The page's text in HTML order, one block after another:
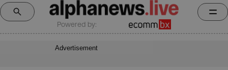
Powered by:
Advertisement